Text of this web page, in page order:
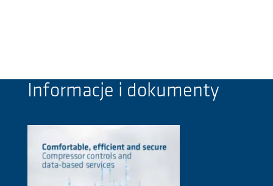
Informacje i dokumenty